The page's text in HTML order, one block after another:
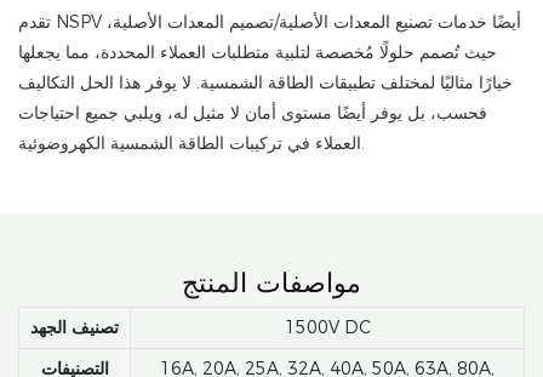
تقدم NSPV أيضًا خدمات تصنيع المعدات الأصلية/تصميم المعدات الأصلية،
حيث تُصمم حلولًا مُخصصة لتلبية متطلبات العملاء المحددة، مما يجعلها
خيارًا مثاليًا لمختلف تطبيقات الطاقة الشمسية. لا يوفر هذا الحل التكاليف
فحسب، بل يوفر أيضًا مستوى أمان لا مثيل له، ويلبي جميع احتياجات
العملاء في تركيبات الطاقة الشمسية الكهروضوئية.
مواصفات المنتج
تصنيف الجهد
1500V DC
التصنيفات
16A, 20A, 25A, 32A, 40A, 50A, 63A, 80A,